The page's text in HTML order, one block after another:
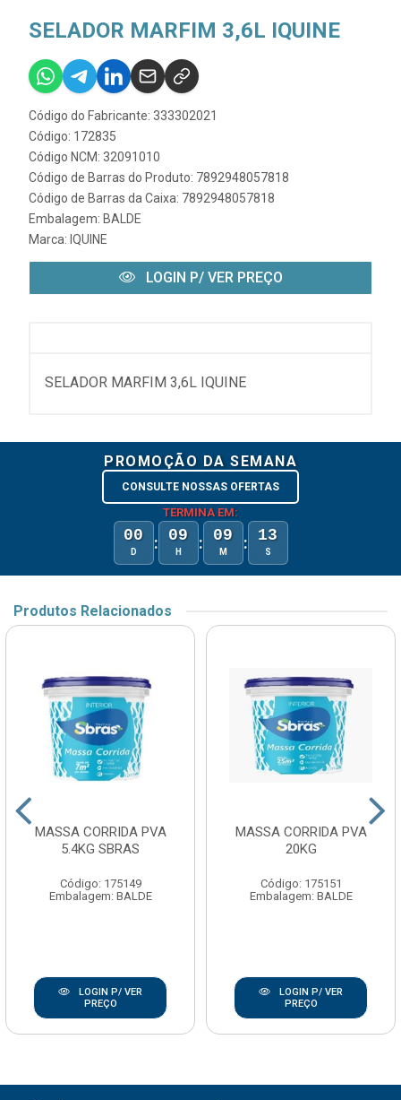
SELADOR MARFIM 3,6L IQUINE
Código do Fabricante: 333302021
Código: 172835
Código NCM: 32091010
Código de Barras do Produto: 7892948057818
Código de Barras da Caixa: 7892948057818
Embalagem: BALDE
Marca: IQUINE
LOGIN P/ VER PREÇO
SELADOR MARFIM 3,6L IQUINE
PROMOÇÃO DA SEMANA
CONSULTE NOSSAS OFERTAS
TERMINA EM:
00
D : 09
H : 09
M : 13
S
Produtos Relacionados
MASSA CORRIDA PVA
5.4KG SBRAS
Código: 175149
Embalagem: BALDE
LOGIN P/ VER
PREÇO
MASSA CORRIDA PVA
20KG
Código: 175151
Embalagem: BALDE
LOGIN P/ VER
PREÇO